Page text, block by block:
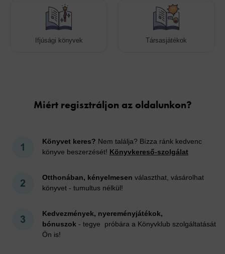
Ifjúsági könyvek Társasjátékok
Miért regisztráljon az oldalunkon?
Könyvet keres? Nem találja? Bízza ránk kedvenc
könyve beszerzését! Könyvkereső-szolgálat
Otthonában, kényelmesen választhat, vásárolhat
könyvet - tumultus nélkül!
Kedvezmények, nyereményjátékok,
bónuszok - tegye próbára a Könyvklub szolgáltatását
Ön is!